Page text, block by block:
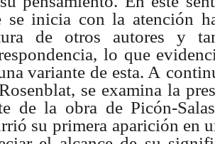
se inicia con la atención
de otros
autores y
lo que
variante de esta. A
se examina la
de la obra de Picón-
su primera aparición en